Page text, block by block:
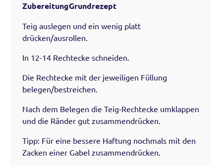
ZubereitungGrundrezept
Teig auslegen und ein wenig platt
drücken/ausrollen.
In 12-14 Rechtecke schneiden.
Die Rechtecke mit der jeweiligen Füllung
belegen/bestreichen.
Nach dem Belegen die Teig-Rechtecke umklappen
und die Ränder gut zusammendrücken.
Tipp: Für eine bessere Haftung nochmals mit den
Zacken einer Gabel zusammendrücken.